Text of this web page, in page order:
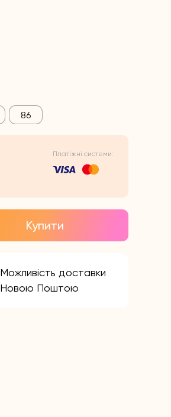
86
Платіжні системи:
Купити
Можливість доставки
Новою Поштою